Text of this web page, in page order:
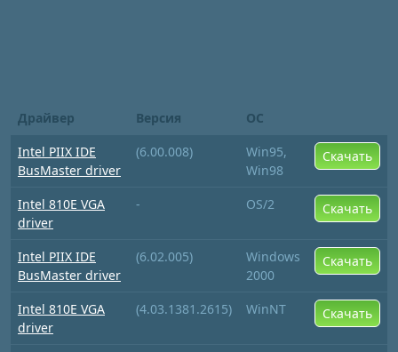
Драйвер Версия
ОС
Intel PIIX IDE
BusMaster driver
(6.00.008)
Win95,
Win98
Скачать
Intel 810E VGA
driver
- OS/2 Скачать
Intel PIIX IDE
BusMaster driver
(6.02.005)
Windows
2000
Скачать
Intel 810E VGA
driver
(4.03.1381.2615) WinNT Скачать